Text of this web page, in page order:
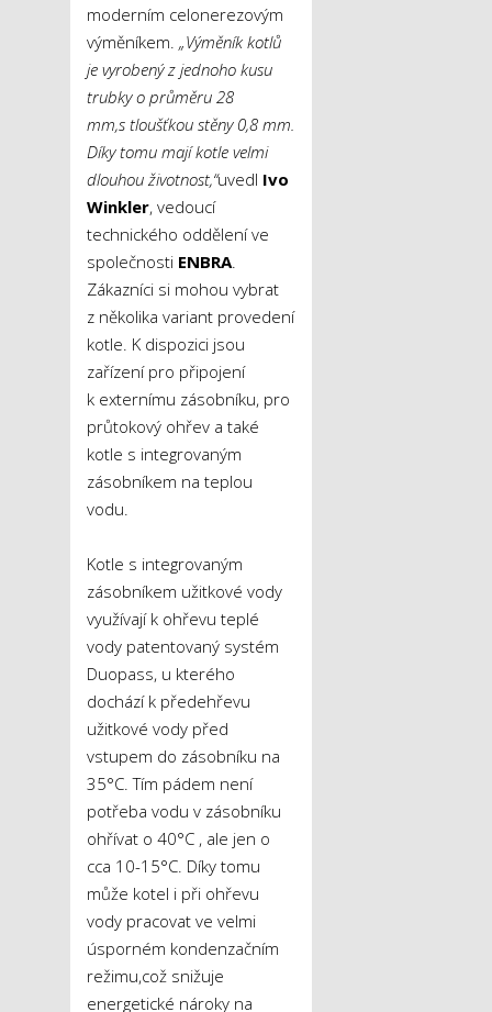
moderním celonerezovým
výměníkem. „Výměník kotlů
je vyrobený z jednoho kusu
trubky o průměru 28
mm,s tloušťkou stěny 0,8 mm.
Díky tomu mají kotle velmi
dlouhou životnost,“uvedl Ivo
Winkler, vedoucí
technického oddělení ve
společnosti ENBRA.
Zákazníci si mohou vybrat
z několika variant provedení
kotle. K dispozici jsou
zařízení pro připojení
k externímu zásobníku, pro
průtokový ohřev a také
kotle s integrovaným
zásobníkem na teplou
vodu.
Kotle s integrovaným
zásobníkem užitkové vody
využívají k ohřevu teplé
vody patentovaný systém
Duopass, u kterého
dochází k předehřevu
užitkové vody před
vstupem do zásobníku na
35°C. Tím pádem není
potřeba vodu v zásobníku
ohřívat o 40°C , ale jen o
cca 10-15°C. Díky tomu
může kotel i při ohřevu
vody pracovat ve velmi
úsporném kondenzačním
režimu,což snižuje
energetické nároky na